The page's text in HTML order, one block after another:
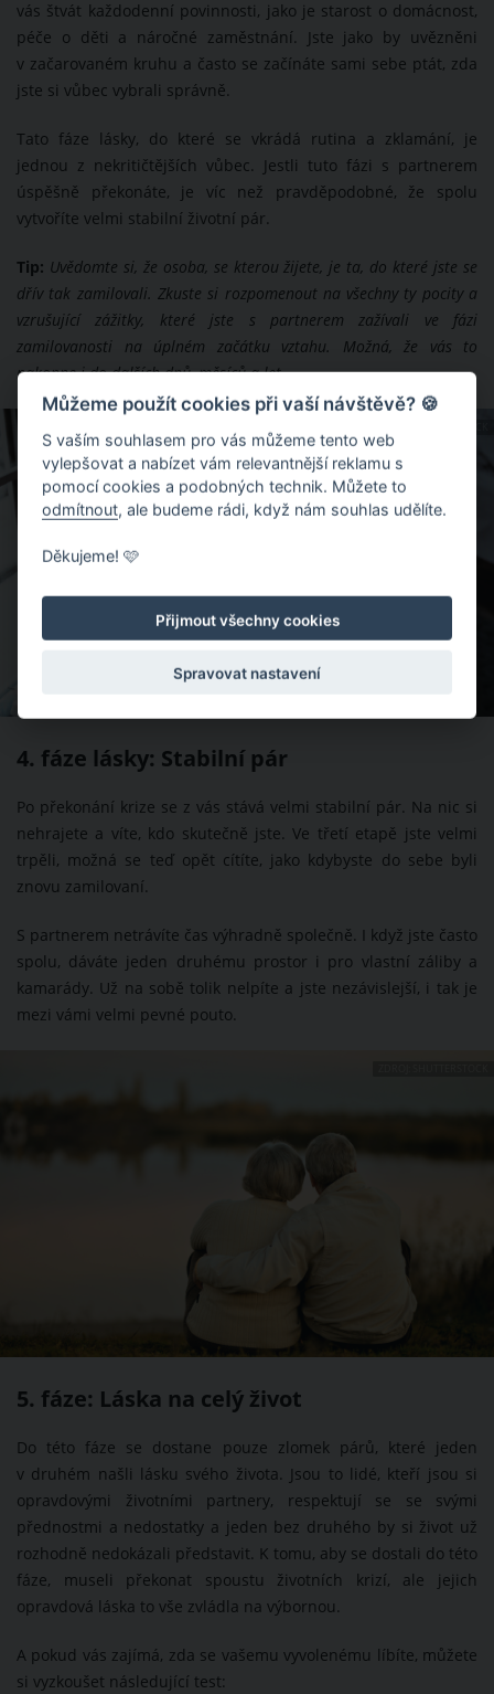
vás štvát každodenní povinnosti, jako je starost o domácnost,
péče o děti a náročné zaměstnání. Jste jako by uvězněni
v začarovaném kruhu a často se začínáte sami sebe ptát, zda
jste si vůbec vybrali správně.
Tato fáze lásky, do které se vkrádá rutina a zklamání, je
jednou z nekritičtějších vůbec. Jestli tuto fázi s partnerem
úspěšně překonáte, je víc než pravděpodobné, že spolu
vytvoříte velmi stabilní životní pár.
Tip: Uvědomte si, že osoba, se kterou žijete, je ta, do které jste se
dřív tak zamilovali. Zkuste si rozpomenout na všechny ty pocity a
vzrušující zážitky, které jste s partnerem zažívali ve fázi
zamilovanosti na úplném začátku vztahu. Možná, že vás to
nakopne i do dalších dnů, měsíců a let.
4. fáze lásky: Stabilní pár
Po překonání krize se z vás stává velmi stabilní pár. Na nic si
nehrajete a víte, kdo skutečně jste. Ve třetí etapě jste velmi
trpěli, možná se teď opět cítíte, jako kdybyste do sebe byli
znovu zamilovaní.
S partnerem netrávíte čas výhradně společně. I když jste často
spolu, dáváte jeden druhému prostor i pro vlastní záliby a
kamarády. Už na sobě tolik nelpíte a jste nezávislejší, i tak je
mezi vámi velmi pevné pouto.
5. fáze: Láska na celý život
Do této fáze se dostane pouze zlomek párů, které jeden
v druhém našli lásku svého života. Jsou to lidé, kteří jsou si
opravdovými životními partnery, respektují se se svými
přednostmi a nedostatky a jeden bez druhého by si život už
rozhodně nedokázali představit. K tomu, aby se dostali do této
fáze, museli překonat spoustu životních krizí, ale jejich
opravdová láska to vše zvládla na výbornou.
A pokud vás zajímá, zda se vašemu vyvolenému líbíte, můžete
si vyzkoušet následující test:
Můžeme použít cookies při vaší návštěvě? 🍪
S vaším souhlasem pro vás můžeme tento web
vylepšovat a nabízet vám relevantnější reklamu s
pomocí cookies a podobných technik. Můžete to
odmítnout, ale budeme rádi, když nám souhlas udělíte.
Děkujeme! 🩷
Přijmout všechny cookies
Spravovat nastavení